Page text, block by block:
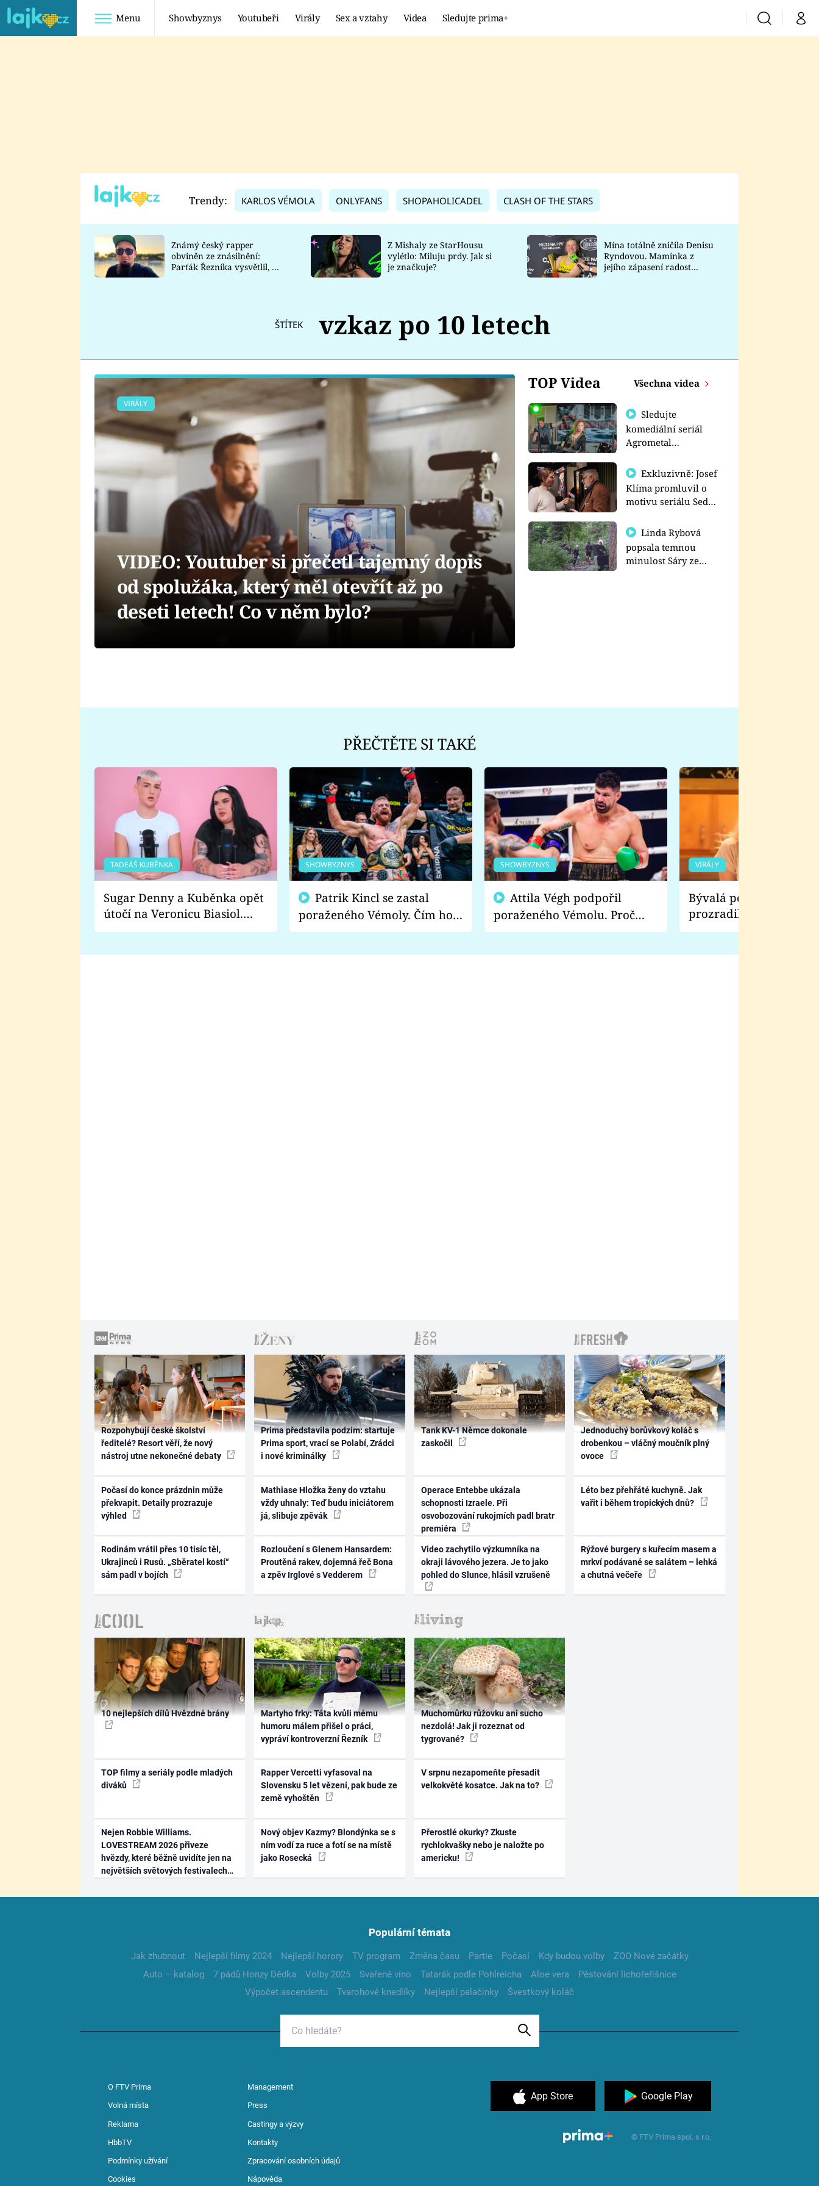
Menu Showbyznys Youtubeři Virály Sex a vztahy Videa Sledujte prima+ VyhledáváníMůj
TADEÁŠ KUBĚNKA
DATEL
Prima Lajk
Sledujte nás
Trendy: KARLOS VÉMOLA ONLYFANS SHOPAHOLICADEL CLASH OF THE STARS
Známý český rapper
obviněn ze znásilnění:
Parťák Řezníka vysvětlil, co
Z Mishaly ze StarHousu
vylétlo: Miluju prdy. Jak si
je značkuje?
Mína totálně zničila Denisu
Ryndovou. Maminka z
jejího zápasení radost
ŠTÍTEK vzkaz po 10 letech
TOP Videa Všechna videa
Sledujte
komediální seriál
Agrometal
prima+
Exkluzivně: Josef
Klíma promluvil o
motivu seriálu Sedm
Linda Rybová
popsala temnou
minulost Sáry ze
VIRÁLY
VIDEO: Youtuber si přečetl tajemný dopis
od spolužáka, který měl otevřít až po
deseti letech! Co v něm bylo?
PŘEČTĚTE SI TAKÉ
TADEÁŠ KUBĚNKA
Sugar Denny a Kuběnka opět
útočí na Veronicu Biasiol.
Proč je podle nich falešná a
SHOWBYZNYS
poraženého Vémoly. Čím ho
fanoušci naštvali?
SHOWBYZNYS
poraženého Vémolu. Proč
chce raději zápasit s ním než
VIRÁLY
Bývalá pornoherečka
prozradila, co ji
natáčení Euforie.
Rozpohybují české školství
ředitelé? Resort věří, že nový
nástroj utne nekonečné debaty
Počasí do konce prázdnin může
překvapit. Detaily prozrazuje
výhled
Rodinám vrátil přes 10 tisíc těl,
Ukrajinců i Rusů. „Sběratel kostí“
sám padl v bojích
Prima představila podzim: startuje
Prima sport, vrací se Polabí, Zrádci
i nové kriminálky
Mathiase Hložka ženy do vztahu
vždy uhnaly: Teď budu iniciátorem
já, slibuje zpěvák
Rozloučení s Glenem Hansardem:
Proutěná rakev, dojemná řeč Bona
a zpěv Irglové s Vedderem
Tank KV-1 Němce dokonale
zaskočil
Operace Entebbe ukázala
schopnosti Izraele. Při
osvobozování rukojmích padl bratr
premiéra
Video zachytilo výzkumníka na
okraji lávového jezera. Je to jako
pohled do Slunce, hlásil vzrušeně
Jednoduchý borůvkový koláč s
drobenkou – vláčný moučník plný
ovoce
Léto bez přehřáté kuchyně. Jak
vařit i během tropických dnů?
Rýžové burgery s kuřecím masem a
mrkví podávané se salátem – lehká
a chutná večeře
10 nejlepších dílů Hvězdné brány
TOP filmy a seriály podle mladých
diváků
Nejen Robbie Williams.
LOVESTREAM 2026 přiveze
hvězdy, které běžně uvidíte jen na
největších světových festivalech
Martyho frky: Táta kvůli mému
humoru málem přišel o práci,
vypráví kontroverzní Řezník
Rapper Vercetti vyfasoval na
Slovensku 5 let vězení, pak bude ze
země vyhoštěn
Nový objev Kazmy? Blondýnka se s
ním vodí za ruce a fotí se na místě
jako Rosecká
Muchomůrku růžovku ani sucho
nezdolá! Jak ji rozeznat od
tygrované?
V srpnu nezapomeňte přesadit
velkokvěté kosatce. Jak na to?
Přerostlé okurky? Zkuste
rychlokvašky nebo je naložte po
americku!
Populární témata
Jak zhubnout Nejlepší filmy 2024 Nejlepší horory TV program Změna času Partie Počasí Kdy budou volby
ZOO Nové začátky
Auto – katalog
7 pádů Honzy Dědka Volby 2025 Svařené víno Tatarák podle Pohlreicha Aloe vera
Pěstování lichořeřišnice
Výpočet ascendentu
Tvarohové knedlíky Nejlepší palačinky Švestkový koláč
O FTV Prima Management
Volná místa Press
Reklama Castingy a výzvy
HbbTV Kontakty
Podmínky užívání Zpracování osobních údajů
Cookies Nápověda
App Store Google Play
© FTV Prima spol. s r.o.